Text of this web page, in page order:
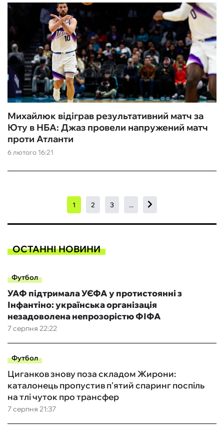
6 лютого 16:21
Михайлюк відіграв результативний матч за
Юту в НБА: Джаз провели напружений матч
проти Атланти
1 2 3 ...
ОСТАННІ НОВИНИ
Футбол
7 серпня 22:22
УАФ підтримала УЄФА у протистоянні з
Інфантіно: українська організація
незадоволена непрозорістю ФІФА
Футбол
7 серпня 21:37
Циганков знову поза складом Жирони:
каталонець пропустив п'ятий спаринг поспіль
на тлі чуток про трансфер